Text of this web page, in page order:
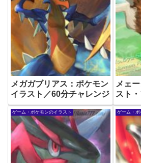
メガガブリアス：ポケモン
イラスト／60分チャレンジ
メェ
スト
ゲーム・ポケモンのイラスト ゲーム・ポ